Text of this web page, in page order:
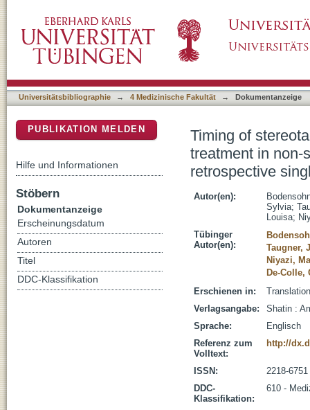
cancer brain metastases: a retrospective
Universitätsbibliographie → 4 Medizinische Fakultät → Dokumentanzeige
Timing of
treatment in non-
retrospective
Autor(en):
Sylvia;
Louisa;
Tübinger
Autor(en):
Taugner,
Niyazi,
De-Colle,
Erschienen in:
Verlagsangabe:
Shatin :
Sprache:
Englisch
Referenz zum
Volltext:
http://
ISSN:
2218-6751
DDC-
Klassifikation:
610 -
PUBLIKATION MELDEN
Hilfe und Informationen
Stöbern
Dokumentanzeige
Erscheinungsdatum
Autoren
Titel
DDC-Klassifikation